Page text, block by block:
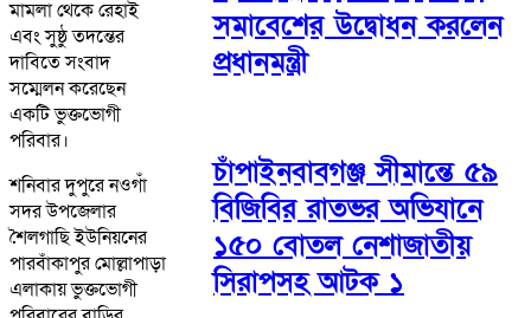
মামলা থেকে রেহাই
এবং সুষ্ঠু তদন্তের
দাবিতে সংবাদ
সম্মেলন করেছেন
একটি ভুক্তভোগী
পরিবার।
শনিবার দুপুরে নওগাঁ
সদর উপজেলার
শৈলগাছি ইউনিয়নের
পারবাঁকাপুর মোল্লাপাড়া
এলাকায় ভুক্তভোগী
সমাবেশের উদ্বোধন করলেন
প্রধানমন্ত্রী
চাঁপাইনবাবগঞ্জ সীমান্তে ৫৯
বিজিবির রাতভর অভিযানে
১৫০ বোতল নেশাজাতীয়
সিরাপসহ আটক ১